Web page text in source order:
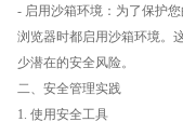
- 启用沙箱环境：为了保护
浏览器时都启用沙箱环境。
少潜在的安全风险。
二、安全管理实践
1. 使用安全工具